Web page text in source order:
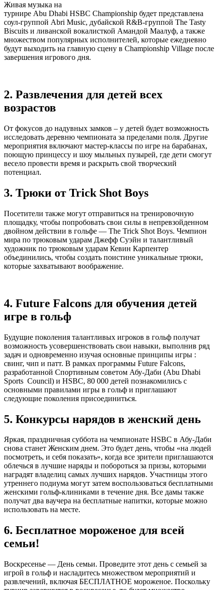
Живая музыка на
турнире Abu Dhabi HSBC Championship будет представлена
соул-группой Abri Music, дубайской R&B-группой The Tasty
Biscuits и ливанской вокалисткой Амандой Маалуф, а также
множеством популярных исполнителей, которые ежедневно
будут выходить на главную сцену в Championship Village после
завершения игрового дня.
2. Развлечения для детей всех
возрастов
От фокусов до надувных замков – у детей будет возможность
исследовать деревню чемпионата за пределами поля. Другие
мероприятия включают мастер-классы по игре на барабанах,
поющую принцессу и шоу мыльных пузырей, где дети смогут
весело провести время и раскрыть свой творческий
потенциал.
3. Трюки от Trick Shot Boys
Посетители также могут отправиться на тренировочную
площадку, чтобы попробовать свои силы в непревзойденном
двойном действии в гольфе — The Trick Shot Boys. Чемпион
мира по трюковым ударам Джефф Суэйн и талантливый
художник по трюковым ударам Кевин Карпентер
объединились, чтобы создать поистине уникальные трюки,
которые захватывают воображение.
4. Future Falcons для обучения детей
игре в гольф
Будущие поколения талантливых игроков в гольф получат
возможность усовершенствовать свои навыки, выполнив ряд
задач и одновременно изучая основные принципы игры :
свинг, чип и патт. В рамках программы Future Falcons,
разработанной Спортивным советом Абу-Даби (Abu Dhabi
Sports Council) и HSBC, 80 000 детей познакомились с
основными правилами игры в гольф и приглашают
следующие поколения присоединиться.
5. Конкурсы нарядов в женский день
Яркая, праздничная суббота на чемпионате HSBC в Абу-Даби
снова станет Женским днем. Это будет день, чтобы «на людей
посмотреть, и себя показать», когда все зрители приглашаются
облечься в лучшие наряды и побороться за призы, которыми
наградят владелиц самых лучших нарядов. Участницы этого
утреннего подиума могут затем воспользоваться бесплатными
женскими гольф-клиниками в течение дня. Все дамы также
получат два ваучера на бесплатные напитки, которые можно
использовать на месте.
6. Бесплатное мороженое для всей
семьи!
Воскресенье — День семьи. Проведите этот день с семьей за
игрой в гольф и насладитесь множеством мероприятий и
развлечений, включая БЕСПЛАТНОЕ мороженое. Поскольку